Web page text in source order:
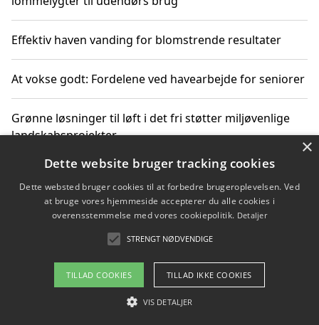
Effektiv haven vanding for blomstrende resultater
At vokse godt: Fordelene ved havearbejde for seniorer
Grønne løsninger til løft i det fri støtter miljøvenlige
landskabsprojekter
Gør haven til et frirum for familien og naturen
Copyright 2026 - Pilanto Aps
Om / kontakt
Blog Betingelser
×
Dette website bruger tracking cookies
Dette websted bruger cookies til at forbedre brugeroplevelsen. Ved
at bruge vores hjemmeside accepterer du alle cookies i
overensstemmelse med vores cookiepolitik. Detaljer
STRENGT NØDVENDIGE
TILLAD COOKIES TILLAD IKKE COOKIES
VIS DETALJER